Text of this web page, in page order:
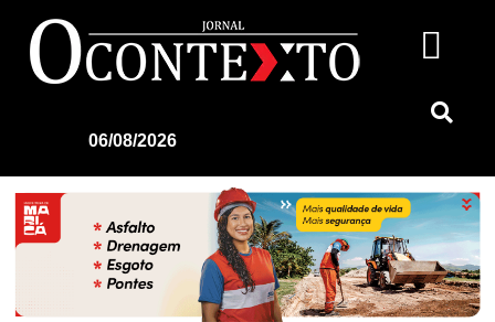
06/08/2026